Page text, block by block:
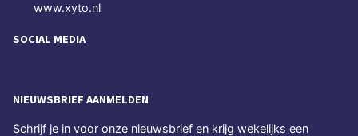
www.xyto.nl
SOCIAL MEDIA
NIEUWSBRIEF AANMELDEN
Schrijf je in voor onze nieuwsbrief en krijg wekelijks een